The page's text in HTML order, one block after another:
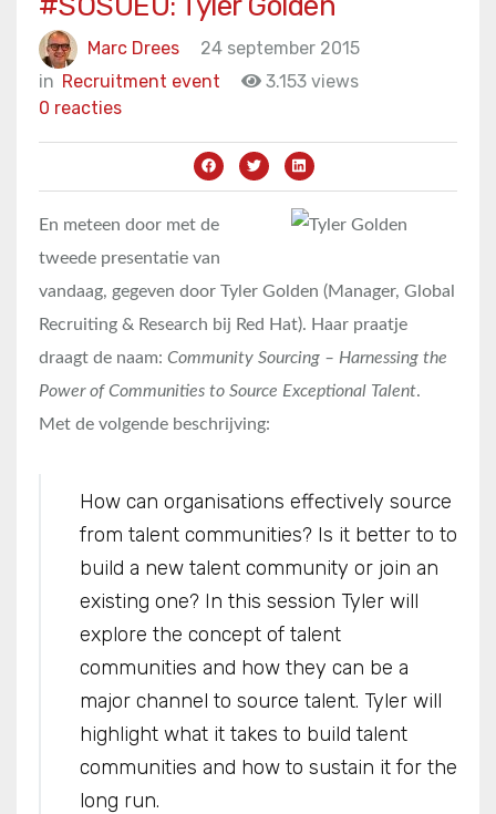
Marc Drees
24 september 2015
in Recruitment event
3.153 views
0 reacties
En meteen door met de
tweede presentatie van
vandaag, gegeven door Tyler Golden (Manager, Global
Recruiting & Research bij Red Hat). Haar praatje
draagt de naam: Community Sourcing – Harnessing the
Power of Communities to Source Exceptional Talent.
Met de volgende beschrijving:
How can organisations effectively source
from talent communities? Is it better to to
build a new talent community or join an
existing one? In this session Tyler will
explore the concept of talent
communities and how they can be a
major channel to source talent. Tyler will
highlight what it takes to build talent
communities and how to sustain it for the
long run.